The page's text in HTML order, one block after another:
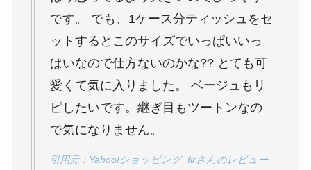
です。 でも、1ケース分ティッシュをセ
ットするとこのサイズでいっぱいいっ
ぱいなので仕方ないのかな?? とても可
愛くて気に入りました。 ベージュもリ
ピしたいです。継ぎ目もツートンなの
で気になりません。
引用元：Yahoo!ショッピング firさんのレビュー